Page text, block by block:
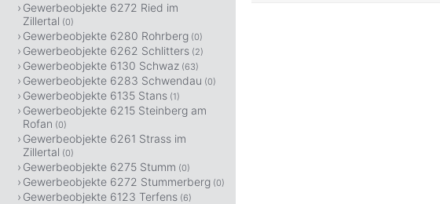
Gewerbeobjekte 6272 Ried im
Zillertal (0)
Gewerbeobjekte 6280 Rohrberg (0)
Gewerbeobjekte 6262 Schlitters (2)
Gewerbeobjekte 6130 Schwaz (63)
Gewerbeobjekte 6283 Schwendau (0)
Gewerbeobjekte 6135 Stans (1)
Gewerbeobjekte 6215 Steinberg am
Rofan (0)
Gewerbeobjekte 6261 Strass im
Zillertal (0)
Gewerbeobjekte 6275 Stumm (0)
Gewerbeobjekte 6272 Stummerberg (0)
Gewerbeobjekte 6123 Terfens (6)